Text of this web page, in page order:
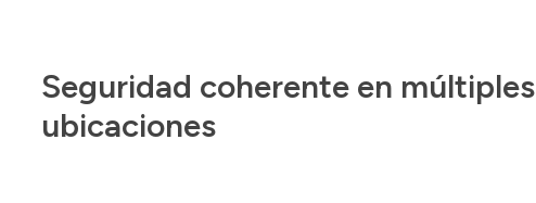
Seguridad coherente en múltiples
ubicaciones